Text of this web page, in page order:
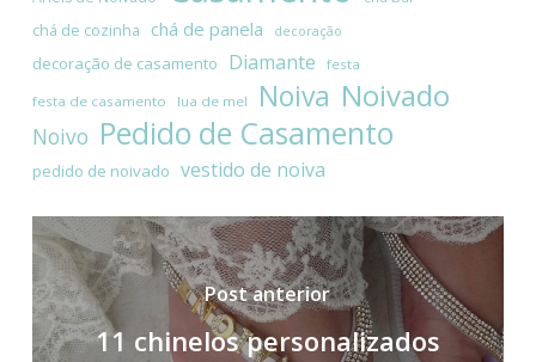
chá de cozinha chá de panela decoração
decoração de casamento Diamante festa
festa de casamento lua de mel Noiva Noivado
Noivo Pedido de Casamento
pedido de noivado vestido de noiva
Post anterior
11 chinelos personalizados